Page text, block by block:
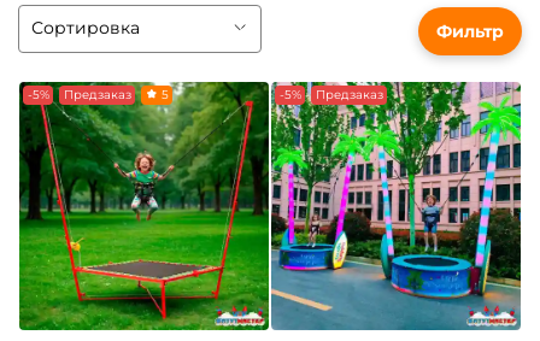
-5% Предзаказ 5 -5% Предзаказ
Фильтр